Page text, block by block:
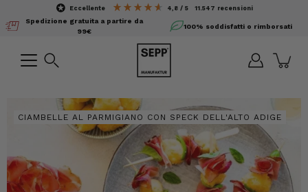
contenuto
Spedizione gratuita a partire da
99€
eccellente 4,8 / 5 11.547 recensioni
100% soddisfatti o rimborsati
CIAMBELLE AL PARMIGIANO CON SPECK DELL'ALTO ADIGE